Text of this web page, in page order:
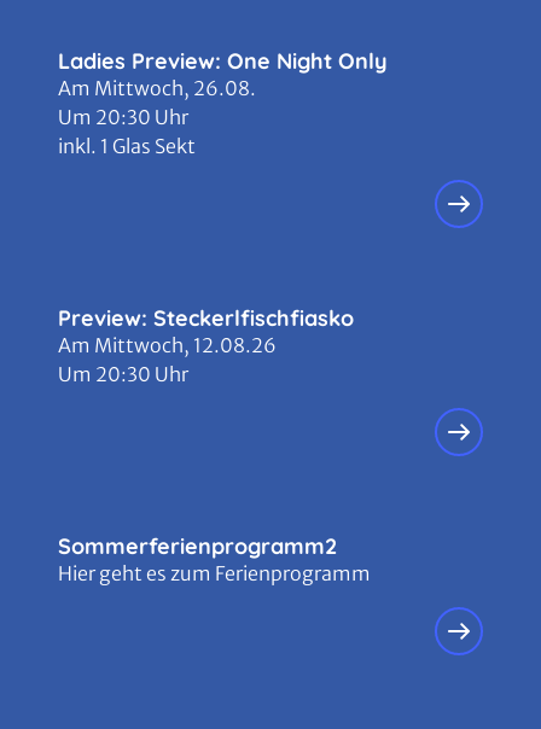
Ladies Preview: One Night Only
Am Mittwoch, 26.08.
Um 20:30 Uhr
inkl. 1 Glas Sekt
Preview: Steckerlfischfiasko
Am Mittwoch, 12.08.26
Um 20:30 Uhr
Sommerferienprogramm2
Hier geht es zum Ferienprogramm